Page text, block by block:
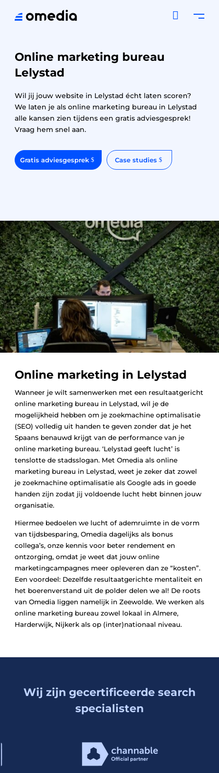

Online marketing bureau
Lelystad
Wil jij jouw website in Lelystad écht laten scoren?
We laten je als online marketing bureau in Lelystad
alle kansen zien tijdens een gratis adviesgesprek!
Vraag hem snel aan.
Gratis adviesgesprek Case studies
Online marketing in Lelystad
Wanneer je wilt samenwerken met een resultaatgericht
online marketing bureau in Lelystad, wil je de
mogelijkheid hebben om je zoekmachine optimalisatie
(SEO) volledig uit handen te geven zonder dat je het
Spaans benauwd krijgt van de performance van je
online marketing bureau. ‘Lelystad geeft lucht’ is
tenslotte de stadsslogan. Met Omedia als online
marketing bureau in Lelystad, weet je zeker dat zowel
je zoekmachine optimalisatie als Google ads in goede
handen zijn zodat jij voldoende lucht hebt binnen jouw
organisatie.
Hiermee bedoelen we lucht of ademruimte in de vorm
van tijdsbesparing, Omedia dagelijks als bonus
collega’s, onze kennis voor beter rendement en
ontzorging, omdat je weet dat jouw online
marketingcampagnes meer opleveren dan ze “kosten”.
Een voordeel: Dezelfde resultaatgerichte mentaliteit en
het boerenverstand uit de polder delen we al! De roots
van Omedia liggen namelijk in Zeewolde. We werken als
online marketing bureau zowel lokaal in Almere,
Harderwijk, Nijkerk als op (inter)nationaal niveau.
Wij zijn gecertificeerde search
specialisten